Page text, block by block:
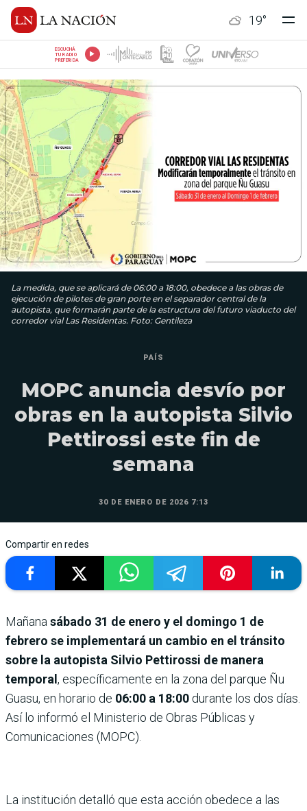
19°
ESCUCHÁ
TU RADIO
PREFERIDA
La medida, que se aplicará de 06:00 a 18:00, obedece a las obras de
ejecución de pilotes de gran porte en el separador central de la
autopista, que formarán parte de la estructura del futuro viaducto del
corredor vial Las Residentas. Foto: Gentileza
PAÍS
MOPC anuncia desvío por
obras en la autopista Silvio
Pettirossi este fin de
semana
30 DE ENERO DE 2026 7:13
Compartir en redes
Mañana sábado 31 de enero y el domingo 1 de
febrero se implementará un cambio en el tránsito
sobre la autopista Silvio Pettirossi de manera
temporal , específicamente en la zona del parque Ñu
Guasu, en horario de 06:00 a 18:00 durante los dos días.
Así lo informó el Ministerio de Obras Públicas y
Comunicaciones (MOPC).
La institución detalló que esta acción obedece a las